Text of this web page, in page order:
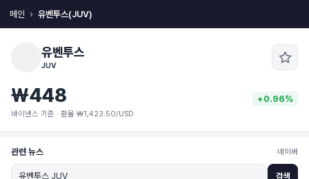
메인 유벤투스(JUV)
유벤투스
JUV
₩448 +0.96%
바이낸스 기준 · 환율 ₩1,423.50/USD
관련 뉴스 네이버
검색